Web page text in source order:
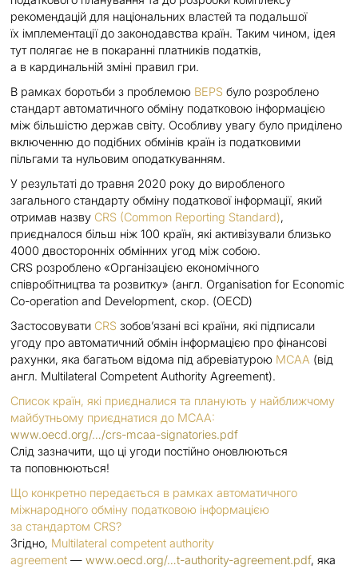
рекомендацій для національних властей та подальшої
їх імплементації до законодавства країн. Таким чином, ідея
тут полягає не в покаранні платників податків,
а в кардинальній зміні правил гри.
В рамках боротьби з проблемою BEPS було розроблено
стандарт автоматичного обміну податковою інформацією
між більшістю держав світу. Особливу увагу було приділено
включенню до подібних обмінів країн із податковими
пільгами та нульовим оподаткуванням.
У результаті до травня 2020 року до виробленого
загального стандарту обміну податкової інформації, який
отримав назву CRS (Common Reporting Standard),
приєдналося більш ніж 100 країн, які активізували близько
4000 двосторонніх обмінних угод між собою.
CRS розроблено «Організацією економічного
співробітництва та розвитку» (англ. Organisation for Economic
Co-operation and Development, скор. (OECD)
Застосовувати CRS зобов’язані всі країни, які підписали
угоду про автоматичний обмін інформацією про фінансові
рахунки, яка багатьом відома під абревіатурою MCAA (від
англ. Multilateral Competent Authority Agreement).
Список країн, які приєдналися та планують у найближчому
майбутньому приєднатися до MCAA:
www.oecd.org/…​/crs-mcaa-signatories.pdf
Слід зазначити, що ці угоди постійно оновлюються
та поповнюються!
Що конкретно передається в рамках автоматичного
міжнародного обміну податковою інформацією
за стандартом CRS?
Згідно, Multilateral competent authority
agreement —www.oecd.org/…​t-authority-agreement.pdf, яка